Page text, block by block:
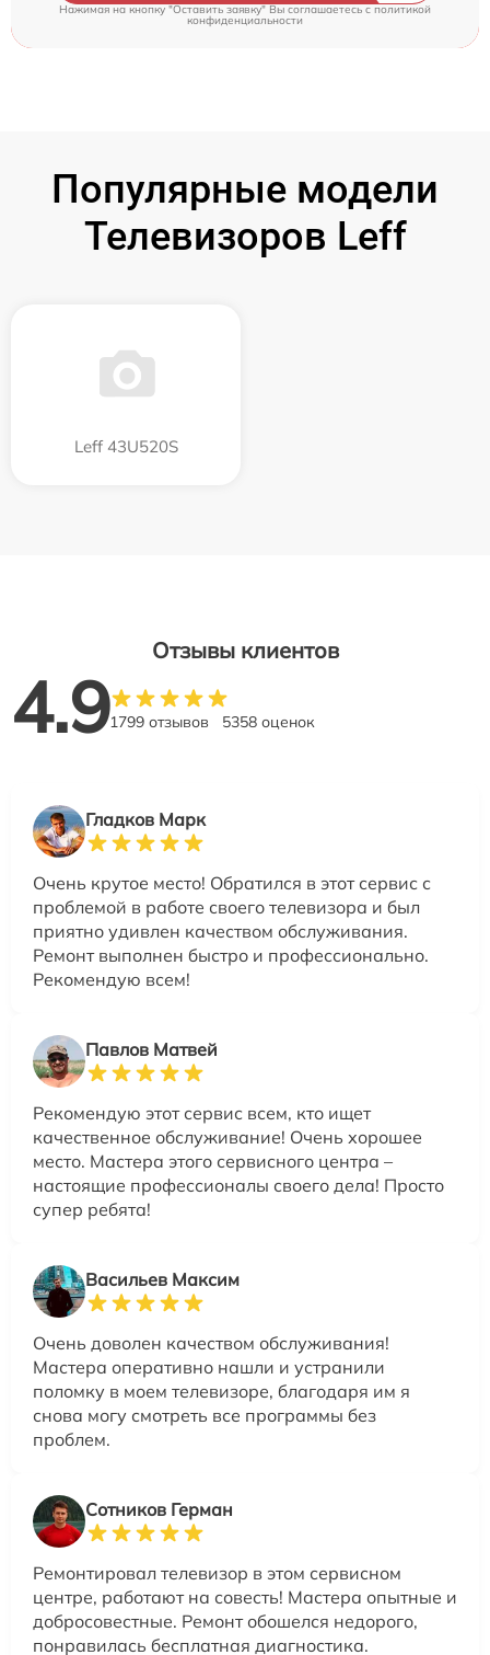
Нажимая на кнопку "Оставить заявку" Вы соглашаетесь cполитикой
конфиденциальности
Популярные модели
Телевизоров Leff
Leff 43U520S
Отзывы клиентов
4.91799 отзывов 5358 оценок
Гладков Марк
Очень крутое место! Обратился в этот сервис с
проблемой в работе своего телевизора и был
приятно удивлен качеством обслуживания.
Ремонт выполнен быстро и профессионально.
Рекомендую всем!
Павлов Матвей
Рекомендую этот сервис всем, кто ищет
качественное обслуживание! Очень хорошее
место. Мастера этого сервисного центра –
настоящие профессионалы своего дела! Просто
супер ребята!
Васильев Максим
Очень доволен качеством обслуживания!
Мастера оперативно нашли и устранили
поломку в моем телевизоре, благодаря им я
снова могу смотреть все программы без
проблем.
Сотников Герман
Ремонтировал телевизор в этом сервисном
центре, работают на совесть! Мастера опытные и
добросовестные. Ремонт обошелся недорого,
понравилась бесплатная диагностика.